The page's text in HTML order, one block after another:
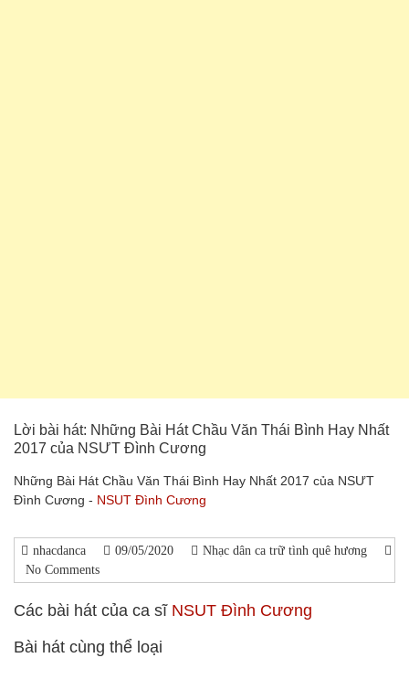
Lời bài hát: Những Bài Hát Chầu Văn Thái Bình Hay Nhất
2017 của NSƯT Đình Cương
Những Bài Hát Chầu Văn Thái Bình Hay Nhất 2017 của NSƯT
Đình Cương - NSUT Đình Cương
nhacdanca 09/05/2020
Nhạc dân ca trữ tình quê hương
No Comments
Các bài hát của ca sĩ NSUT Đình Cương
Bài hát cùng thể loại